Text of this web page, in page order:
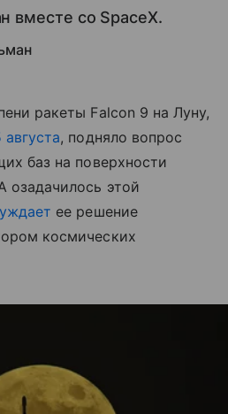
вместе со SpaceX.
ракеты Falcon 9 на Луну,
, подняло вопрос
баз на поверхности
озадачилось этой
ее решение
космических